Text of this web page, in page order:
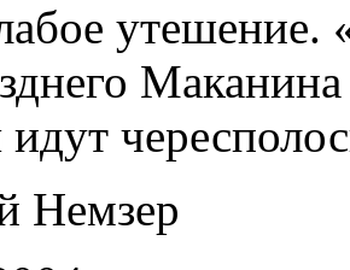
утешение.
идут
Немзер